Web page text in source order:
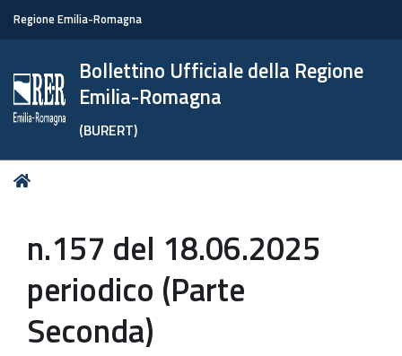
Regione Emilia-Romagna
Bollettino Ufficiale della Regione
Emilia-Romagna
(BURERT)
Tu
n.157 del 18.06.2025
periodico (Parte
Seconda)